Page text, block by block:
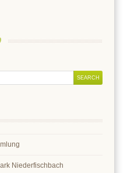
Niederfischbach